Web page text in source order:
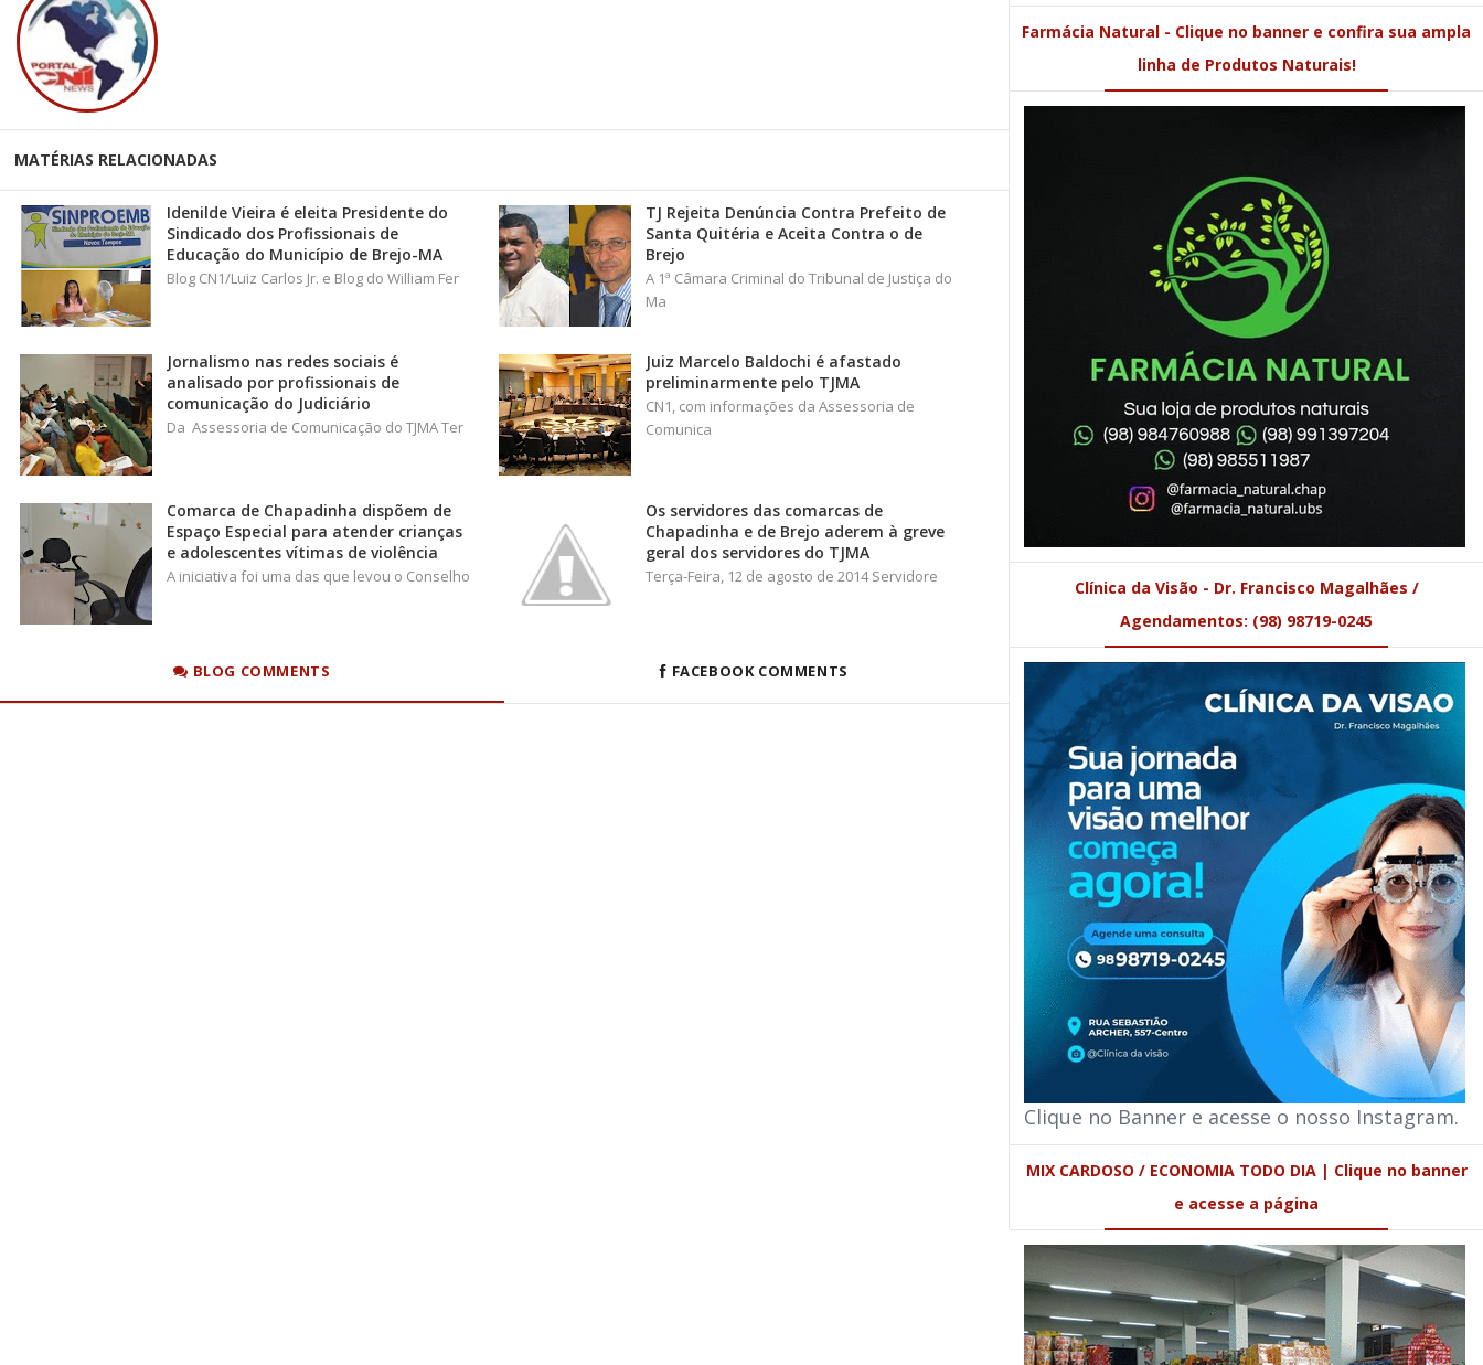
MATÉRIAS RELACIONADAS
Idenilde Vieira é eleita Presidente do
Sindicado dos Profissionais de
Educação do Município de Brejo-MA
Blog CN1/Luiz Carlos Jr. e Blog do William Fer
TJ Rejeita Denúncia Contra Prefeito de
Santa Quitéria e Aceita Contra o de
Brejo
A 1ª Câmara Criminal do Tribunal de Justiça do
Ma
Jornalismo nas redes sociais é
analisado por profissionais de
comunicação do Judiciário
Da Assessoria de Comunicação do TJMA Ter
Juiz Marcelo Baldochi é afastado
preliminarmente pelo TJMA
CN1, com informações da Assessoria de
Comunica
Comarca de Chapadinha dispõem de
Espaço Especial para atender crianças
e adolescentes vítimas de violência
A iniciativa foi uma das que levou o Conselho
Os servidores das comarcas de
Chapadinha e de Brejo aderem à greve
geral dos servidores do TJMA
Terça-Feira, 12 de agosto de 2014 Servidore
BLOG COMMENTS FACEBOOK COMMENTS
Farmácia Natural - Clique no banner e confira sua ampla
linha de Produtos Naturais!
Clínica da Visão - Dr. Francisco Magalhães /
Agendamentos: (98) 98719-0245
Clique no Banner e acesse o nosso Instagram.
MIX CARDOSO / ECONOMIA TODO DIA | Clique no banner
e acesse a página